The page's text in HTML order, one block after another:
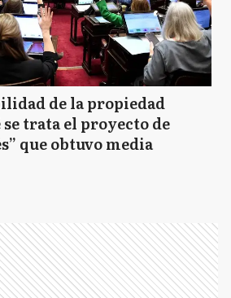
de la propiedad
se trata el proyecto de
que obtuvo media